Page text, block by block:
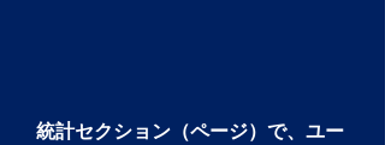
統計セクション（ページ）で、ユー